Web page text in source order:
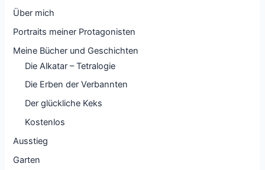
Über mich
Portraits meiner Protagonisten
Meine Bücher und Geschichten
Die Alkatar – Tetralogie
Die Erben der Verbannten
Der glückliche Keks
Kostenlos
Ausstieg
Garten